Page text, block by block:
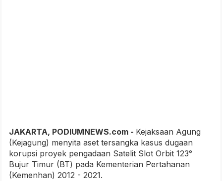
JAKARTA, PODIUMNEWS.com - Kejaksaan Agung
(Kejagung) menyita aset tersangka kasus dugaan
korupsi proyek pengadaan Satelit Slot Orbit 123°
Bujur Timur (BT) pada Kementerian Pertahanan
(Kemenhan) 2012 - 2021.